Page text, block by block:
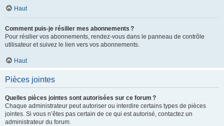
Haut
Comment puis-je résilier mes abonnements ?
Pour résilier vos abonnements, rendez-vous dans le panneau de contrôle
utilisateur et suivez le lien vers vos abonnements.
Haut
Pièces jointes
Quelles pièces jointes sont autorisées sur ce forum ?
Chaque administrateur peut autoriser ou interdire certains types de pièces
jointes. Si vous n’êtes pas certain de ce qui est autorisé, contactez un
administrateur du forum.